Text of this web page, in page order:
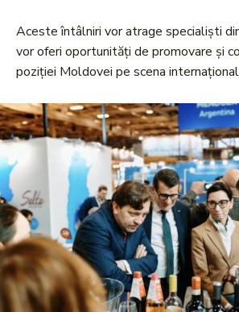
Aceste întâlniri vor atrage specialiști
vor oferi oportunități de promovare și
poziției Moldovei pe scena